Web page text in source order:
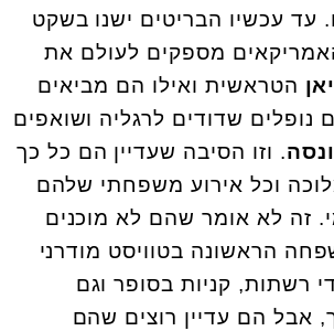
עד עכשיו הבריטים ישנו בשקט
מספקים לעולם את
הטראשית ואילו הם מביאים
נופלים שדודים לרגליה ושואפים
. וזו הסיבה שעדיין הם כל כך
וכל אירוע משפחתי שלהם
זה לא אומר שהם לא מוכנים
הראשונה בטוויסט מודרני
רשתות, קניות בסופר וגם
אבל הם עדיין רוצים שהם